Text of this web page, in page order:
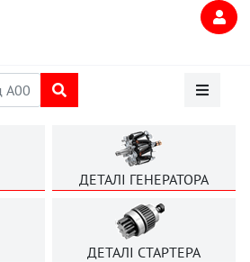
ДЕТАЛІ ГЕНЕРАТОРА
ДЕТАЛІ СТАРТЕРА